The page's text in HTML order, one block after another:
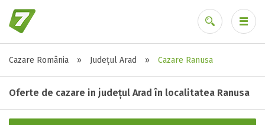
Cazare România » Județul Arad » Cazare Ranusa
Oferte de cazare in județul Arad în localitatea Ranusa
Stele / margarete
Neclasificat
2 stele / margarete